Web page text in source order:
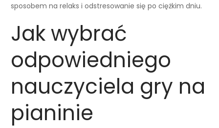
sposobem na relaks i odstresowanie się po ciężkim dniu.
Jak wybrać
odpowiedniego
nauczyciela gry na
pianinie